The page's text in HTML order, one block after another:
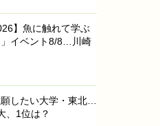
】魚に触れて学ぶ
」イベント8/8…川崎
したい大学・東北…
、1位は？